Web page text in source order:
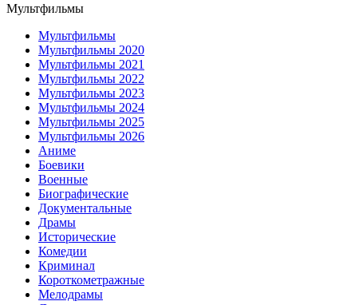
Мультфильмы
Мультфильмы
Мультфильмы 2020
Мультфильмы 2021
Мультфильмы 2022
Мультфильмы 2023
Мультфильмы 2024
Мультфильмы 2025
Мультфильмы 2026
Аниме
Боевики
Военные
Биографические
Документальные
Драмы
Исторические
Комедии
Криминал
Короткометражные
Мелодрамы